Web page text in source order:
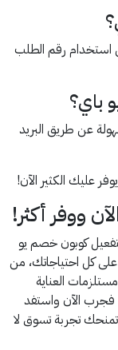
استخدام رقم الطلب
باي؟
عن طريق البريد
عليك الكثير الآن!
ووفر أكثر!
كوبون خصم يو
كل احتياجاتك، من
العناية
فجرب الآن واستفد
تجربة تسوق لا